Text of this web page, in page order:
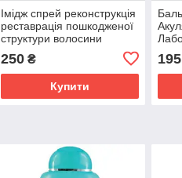
Імідж спрей реконструкція
реставрація пошкодженої
структури волосини
250₴
Купити
195